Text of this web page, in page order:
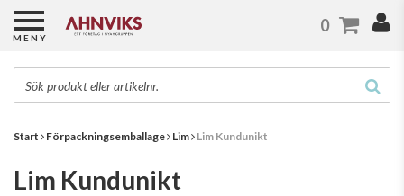
Start Förpackningsemballage Lim Lim Kundunikt
Lim Kundunikt
MENY
0